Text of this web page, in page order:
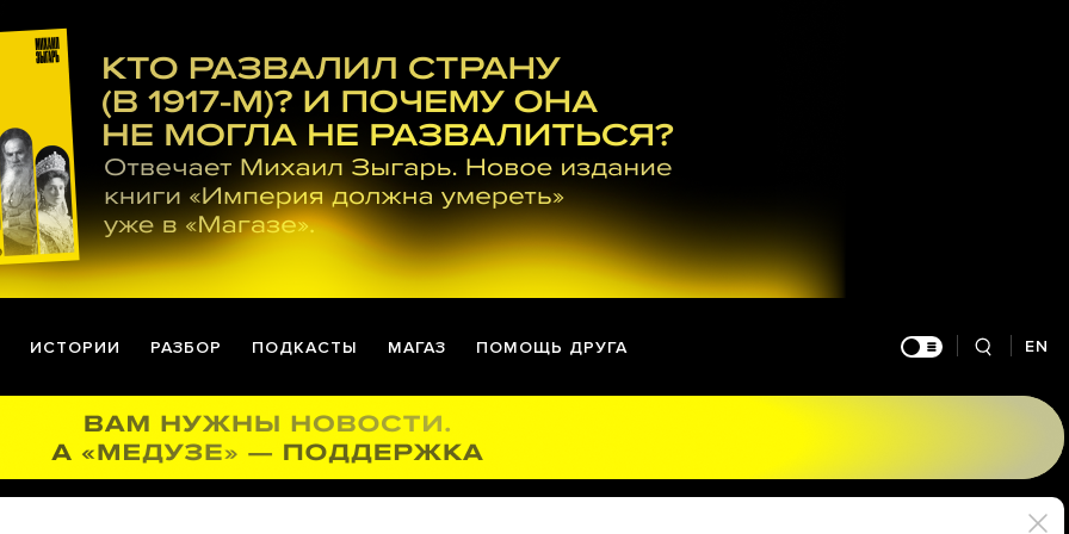
ИСТОРИИ РАЗБОР ПОДКАСТЫ МАГАЗ ПОМОЩЬ ДРУГА EN